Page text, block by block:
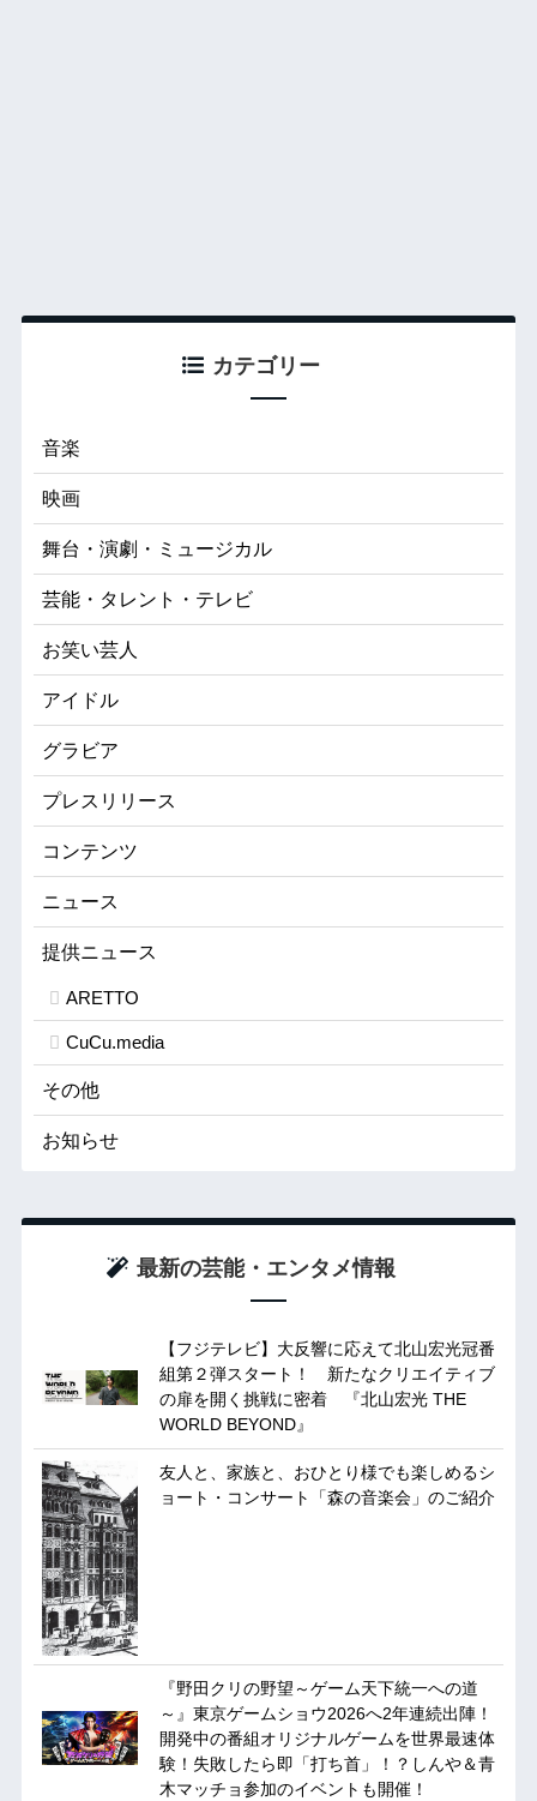
カテゴリー
音楽
映画
舞台・演劇・ミュージカル
芸能・タレント・テレビ
お笑い芸人
アイドル
グラビア
プレスリリース
コンテンツ
ニュース
提供ニュース
ARETTO
CuCu.media
その他
お知らせ
最新の芸能・エンタメ情報
【フジテレビ】大反響に応えて北山宏光冠番
組第２弾スタート！ 新たなクリエイティブ
の扉を開く挑戦に密着 『北山宏光 THE
WORLD BEYOND』
友人と、家族と、おひとり様でも楽しめるシ
ョート・コンサート「森の音楽会」のご紹介
『野田クリの野望～ゲーム天下統一への道
～』東京ゲームショウ2026へ2年連続出陣！
開発中の番組オリジナルゲームを世界最速体
験！失敗したら即「打ち首」！？しんや＆青
木マッチョ参加のイベントも開催！